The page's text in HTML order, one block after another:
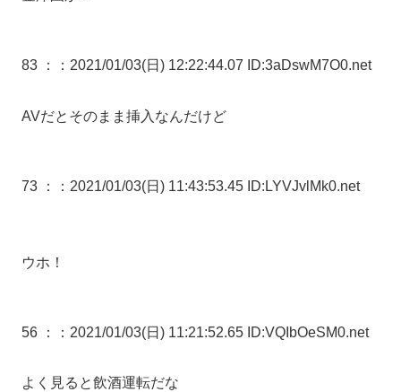
83 ： ：2021/01/03(日) 12:22:44.07 ID:3aDswM7O0.net
AVだとそのまま挿入なんだけど
73 ： ：2021/01/03(日) 11:43:53.45 ID:LYVJvlMk0.net
ウホ！
56 ： ：2021/01/03(日) 11:21:52.65 ID:VQIbOeSM0.net
よく見ると飲酒運転だな